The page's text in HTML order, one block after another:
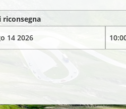
riconsegna